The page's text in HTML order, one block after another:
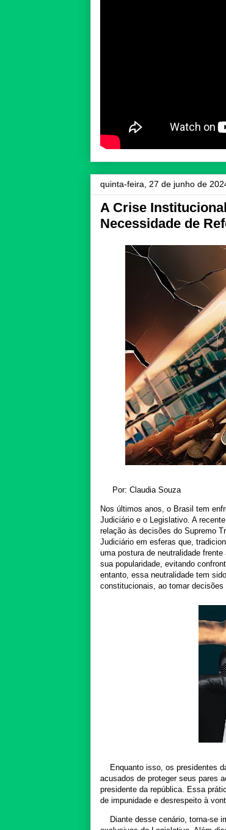
quinta-feira, 27 de junho de
A Crise
Necessidade de
Por: Claudia Souza
Nos últimos anos, o Brasil tem
Judiciário e o Legislativo. A
relação às decisões do Supremo
Judiciário em esferas que,
uma postura de neutralidade
sua popularidade, evitando
entanto, essa neutralidade tem
constitucionais, ao tomar
Enquanto isso, os presidentes
acusados de proteger seus pares
presidente da república. Essa
de impunidade e desrespeito à
Diante desse cenário, torna-se